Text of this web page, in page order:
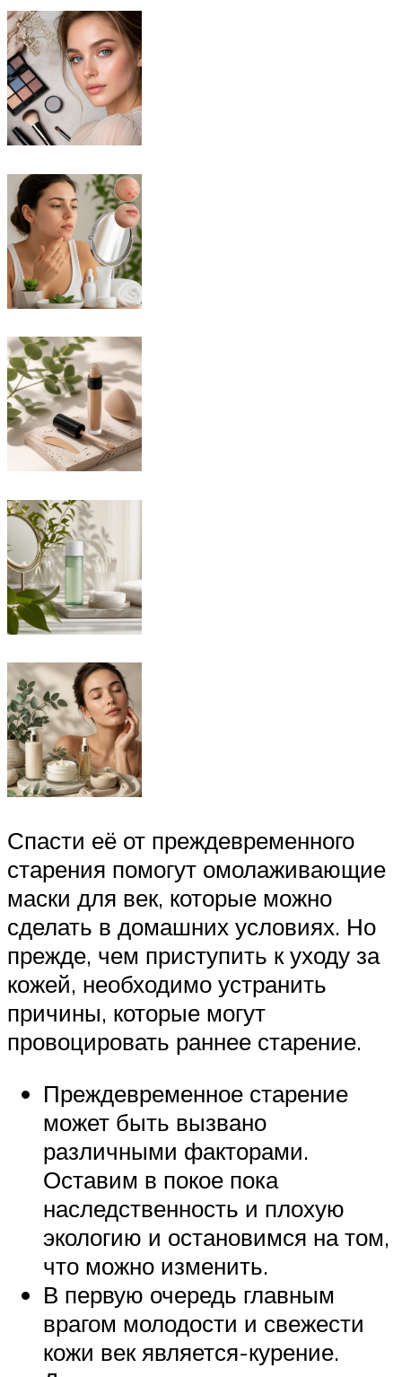
Спасти её от преждевременного
старения помогут омолаживающие
маски для век, которые можно
сделать в домашних условиях. Но
прежде, чем приступить к уходу за
кожей, необходимо устранить
причины, которые могут
провоцировать раннее старение.
Преждевременное старение
может быть вызвано
различными факторами.
Оставим в покое пока
наследственность и плохую
экологию и остановимся на том,
что можно изменить.
В первую очередь главным
врагом молодости и свежести
кожи век является-курение.